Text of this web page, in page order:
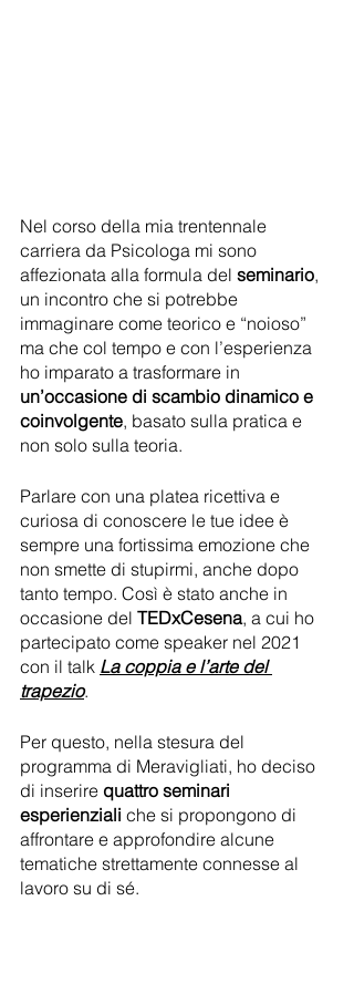
Nel corso della mia trentennale
carriera da Psicologa mi sono
affezionata alla formula del seminario,
un incontro che si potrebbe
immaginare come teorico e “noioso”
ma che col tempo e con l’esperienza
ho imparato a trasformare in
un’occasione di scambio dinamico e
coinvolgente, basato sulla pratica e
non solo sulla teoria.
Parlare con una platea ricettiva e
curiosa di conoscere le tue idee è
sempre una fortissima emozione che
non smette di stupirmi, anche dopo
tanto tempo. Così è stato anche in
occasione del TEDxCesena, a cui ho
partecipato come speaker nel 2021
con il talk La coppia e l’arte del
trapezio.
Per questo, nella stesura del
programma di Meravigliati, ho deciso
di inserire quattro seminari
esperienziali che si propongono di
affrontare e approfondire alcune
tematiche strettamente connesse al
lavoro su di sé.